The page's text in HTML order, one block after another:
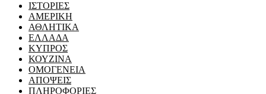
ΙΣΤΟΡΙΕΣ
ΑΜΕΡΙΚΗ
ΑΘΛΗΤΙΚΑ
ΕΛΛΑΔΑ
ΚΥΠΡΟΣ
ΚΟΥΖΙΝΑ
ΟΜΟΓΕΝΕΙΑ
ΑΠΟΨΕΙΣ
ΠΛΗΡΟΦΟΡΙΕΣ